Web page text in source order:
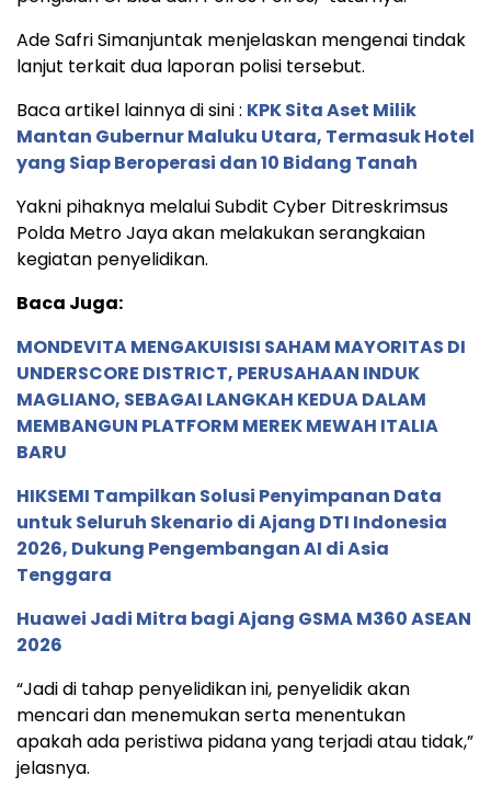
Ade Safri Simanjuntak menjelaskan mengenai tindak
lanjut terkait dua laporan polisi tersebut.
Baca artikel lainnya di sini : KPK Sita Aset Milik
Mantan Gubernur Maluku Utara, Termasuk Hotel
yang Siap Beroperasi dan 10 Bidang Tanah
Yakni pihaknya melalui Subdit Cyber Ditreskrimsus
Polda Metro Jaya akan melakukan serangkaian
kegiatan penyelidikan.
Baca Juga:
MONDEVITA MENGAKUISISI SAHAM MAYORITAS DI
UNDERSCORE DISTRICT, PERUSAHAAN INDUK
MAGLIANO, SEBAGAI LANGKAH KEDUA DALAM
MEMBANGUN PLATFORM MEREK MEWAH ITALIA
BARU
HIKSEMI Tampilkan Solusi Penyimpanan Data
untuk Seluruh Skenario di Ajang DTI Indonesia
2026, Dukung Pengembangan AI di Asia
Tenggara
Huawei Jadi Mitra bagi Ajang GSMA M360 ASEAN
2026
“Jadi di tahap penyelidikan ini, penyelidik akan
mencari dan menemukan serta menentukan
apakah ada peristiwa pidana yang terjadi atau tidak,”
jelasnya.